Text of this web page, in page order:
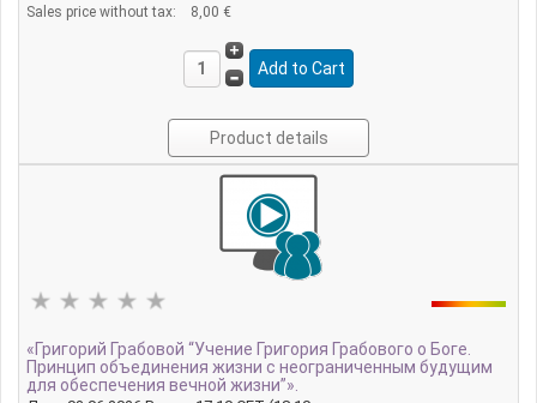
Sales price without tax:
8,00 €
Product details
«Григорий Грабовой “Учение Григория Грабового о Боге.
Принцип объединения жизни с неограниченным будущим
для обеспечения вечной жизни”».